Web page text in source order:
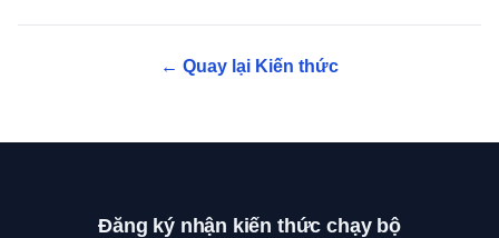
← Quay lại Kiến thức
Đăng ký nhận kiến thức chạy bộ